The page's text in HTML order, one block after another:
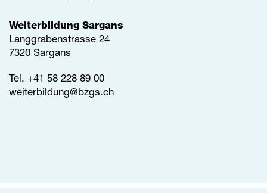
Weiterbildung Sargans
Langgrabenstrasse 24
7320 Sargans
Tel. +41 58 228 89 00
weiterbildung@bzgs.ch